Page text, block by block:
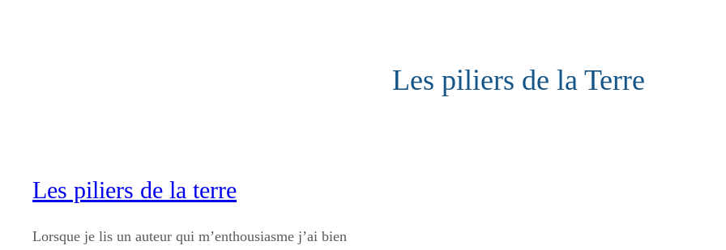
Les piliers de la Terre
Les piliers de la terre
Lorsque je lis un auteur qui m’enthousiasme j’ai bien